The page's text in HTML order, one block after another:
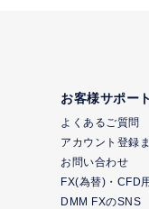
お客様サポート
よくあるご質問
アカウント登録
お問い合わせ
FX(為替)・CFD
DMM FXのSNS